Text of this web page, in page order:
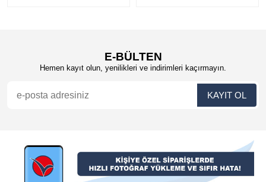
E-BÜLTEN
Hemen kayıt olun, yenilikleri ve indirimleri kaçırmayın.